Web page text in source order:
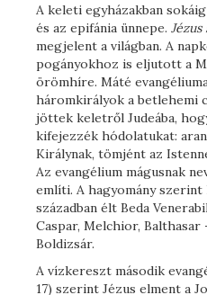
A keleti egyházakban
és az epifánia ünnepe. Jézus
megjelent a világban. A
pogányokhoz is eljutott a
örömhíre. Máté
háromkirályok a betlehemi
jöttek keletről Judeába,
kifejezzék hódolatukat:
Királynak, tömjént az
Az evangélium mágusnak
említi. A hagyomány szerint
században élt Beda
Caspar, Melchior, Balthasar
Boldizsár.
A vízkereszt második
17) szerint Jézus elment a